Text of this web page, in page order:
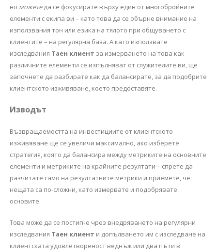
но можетеда се фокусирате върху един от многобройните
елементи с екипа ви – като това да се обърне внимание на
използвания тон или езика на тялото при общуването с
клиентите – на регулярна база. А като използвате
изследвания Таен клиент за измерването на това как
различните елементи се изпълняват от служителите ви, ще
започнете да разбирате как да балансирате, за да подобрите
клиентското изживяване, което предоставяте.
Изводът
Възвращаемостта на инвестициите от клиентското
изживяване ще се увеличи максимално, ако изберете
стратегия, която да балансира между метриките на основните
елементи и метриките на крайните резултати – спрете да
разчитате само на резултатните метрики и приемете, че
нещата са по-сложни, като измервате и подобрявате
основите.
Това може да се постигне чрез внедряването на регулярни
изследвания Таен клиент и допълването им с изследване на
клиентската удовлетвореност веднъж или два пъти в